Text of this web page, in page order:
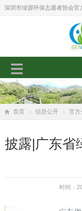
深圳市绿源环保志愿者协会官
首页 信息公开 官方
披露|广东省
时间：